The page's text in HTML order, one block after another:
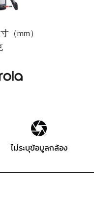
（mm）
ไม่ระบุข้อมูลกล้อง